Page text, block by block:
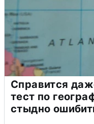
Справится
тест по
стыдно